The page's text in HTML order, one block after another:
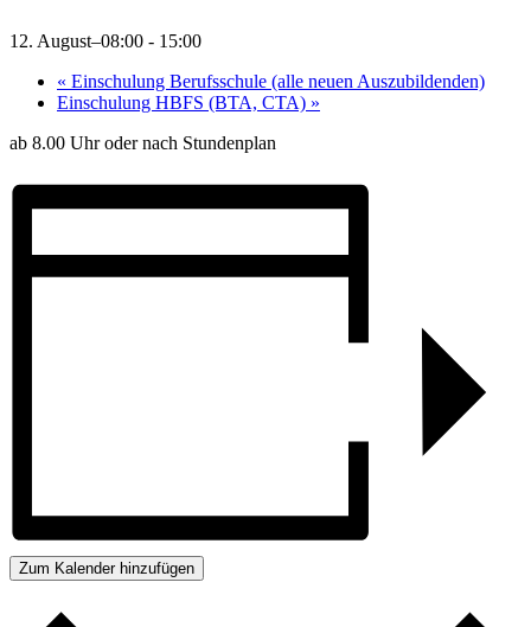
12. August–08:00 - 15:00
« Einschulung Berufsschule (alle neuen Auszubildenden)
Einschulung HBFS (BTA, CTA) »
ab 8.00 Uhr oder nach Stundenplan
Zum Kalender hinzufügen